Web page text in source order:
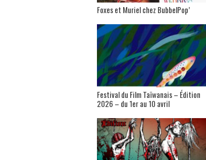
Foxes et Muriel chez BubbelPop’
Festival du Film Taïwanais – Édition
2026 – du 1er au 10 avril